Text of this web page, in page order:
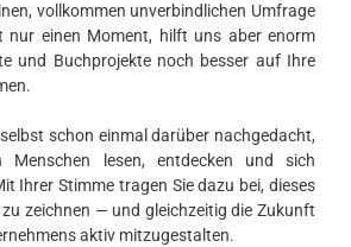
vollkommen unverbindlichen Umfrage
nur einen Moment, hilft uns aber enorm
und Buchprojekte noch besser auf Ihre
schon einmal darüber nachgedacht,
Menschen lesen, entdecken und sich
Ihrer Stimme tragen Sie dazu bei, dieses
zeichnen — und gleichzeitig die Zukunft
aktiv mitzugestalten.